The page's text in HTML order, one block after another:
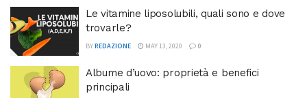
Le vitamine liposolubili, quali sono e dove
trovarle?
BYREDAZIONE MAY 13, 2020 0
Albume d’uovo: proprietà e benefici
principali